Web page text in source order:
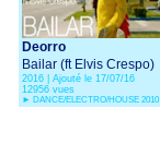
Deorro
Bailar (ft Elvis Crespo)
2016 | Ajouté le 17/07/16
12956 vues
► DANCE/ELECTRO/HOUSE 2010